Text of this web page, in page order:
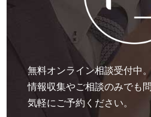
無料オンライン相談受付中。
情報収集やご相談のみでも
気軽にご予約ください。